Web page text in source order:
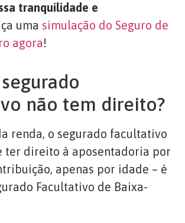
tranquilidade e
uma simulação do Seguro de
agora!
não tem direito?
renda, o segurado facultativo
ter direito à aposentadoria por
apenas por idade – é
Facultativo de Baixa-